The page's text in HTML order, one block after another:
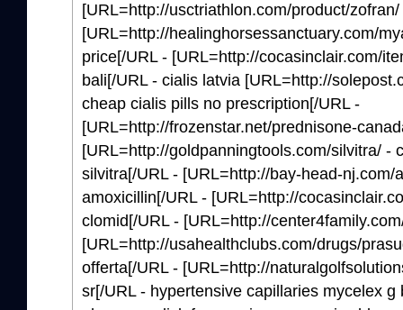
[URL=http://usctriathlon.com/product/
[URL=http://healinghorsessanctuary.com/
price[/URL - [URL=http://cocasinclair.com/
bali[/URL - cialis latvia [URL=http://
cheap cialis pills no prescription[/URL -
[URL=http://frozenstar.net/prednisone-
[URL=http://goldpanningtools.com/silvitra/ -
silvitra[/URL - [URL=http://bay-head-nj.com/
amoxicillin[/URL - [URL=http://
clomid[/URL - [URL=http://
[URL=http://usahealthclubs.com/drugs/
offerta[/URL - [URL=http://
sr[/URL - hypertensive capillaries mycelex